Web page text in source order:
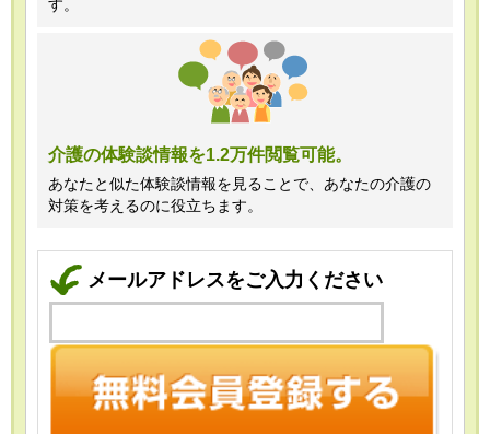
す。
介護の体験談情報を1.2万件閲覧可能。
あなたと似た体験談情報を見ることで、あなたの介護の
対策を考えるのに役立ちます。
メールアドレスをご入力ください